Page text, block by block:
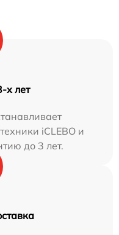
х лет
iCLEBO и
до 3 лет.